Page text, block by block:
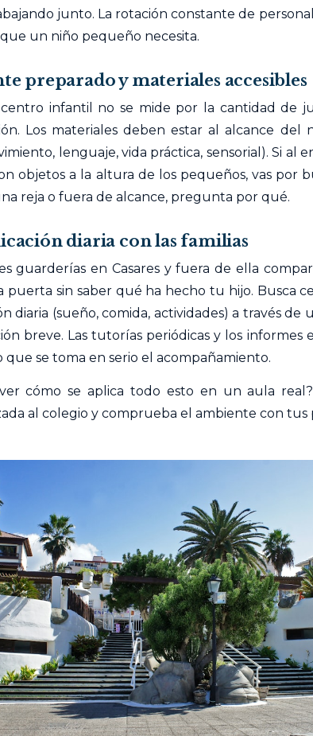
junto. La rotación constante de
un niño pequeño necesita.
preparado y materiales accesibles
infantil no se mide por la cantidad de
Los materiales deben estar al alcance del
lenguaje, vida práctica, sensorial). Si al
objetos a la altura de los pequeños, vas por
reja o fuera de alcance, pregunta por qué.
diaria con las familias
guarderías en Casares y fuera de ella
puerta sin saber qué ha hecho tu hijo. Busca
diaria (sueño, comida, actividades) a través de
breve. Las tutorías periódicas y los informes
que se toma en serio el acompañamiento.
cómo se aplica todo esto en un aula real?
al colegio y comprueba el ambiente con tus